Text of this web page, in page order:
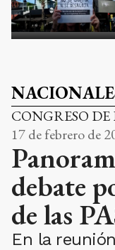
CONGRESO
17 de febrero de
debate
de las
En la